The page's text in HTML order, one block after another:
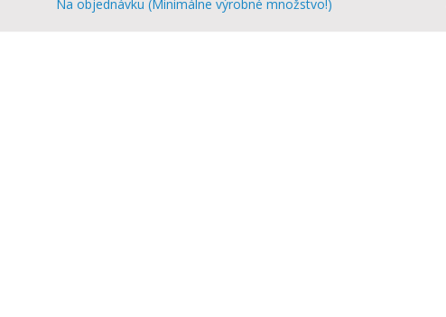
Na objednávku (Minimálne výrobné množstvo!)